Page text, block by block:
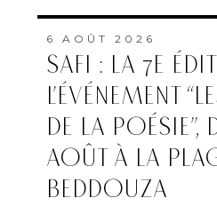
6 AOÛT 2026
SAFI : LA 7E
L’ÉVÉNEMENT
DE LA POÉSIE”,
AOÛT À LA
BEDDOUZA